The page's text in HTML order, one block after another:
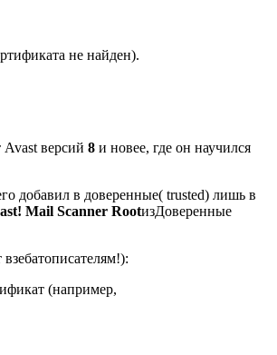
не найден).
Avast версий 8 и новее, где он научился
добавил в доверенные( trusted) лишь в
Mail Scanner RootизДоверенные
(например,